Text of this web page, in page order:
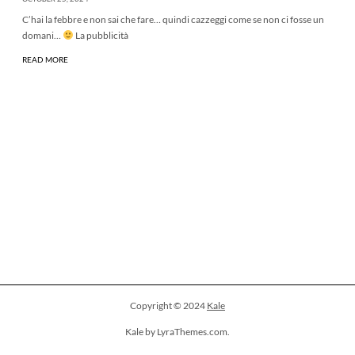
C’hai la febbre e non sai che fare… quindi cazzeggi come se non ci fosse un
domani…
La pubblicità
READ MORE
Copyright © 2024 Kale
Kale by LyraThemes.com.